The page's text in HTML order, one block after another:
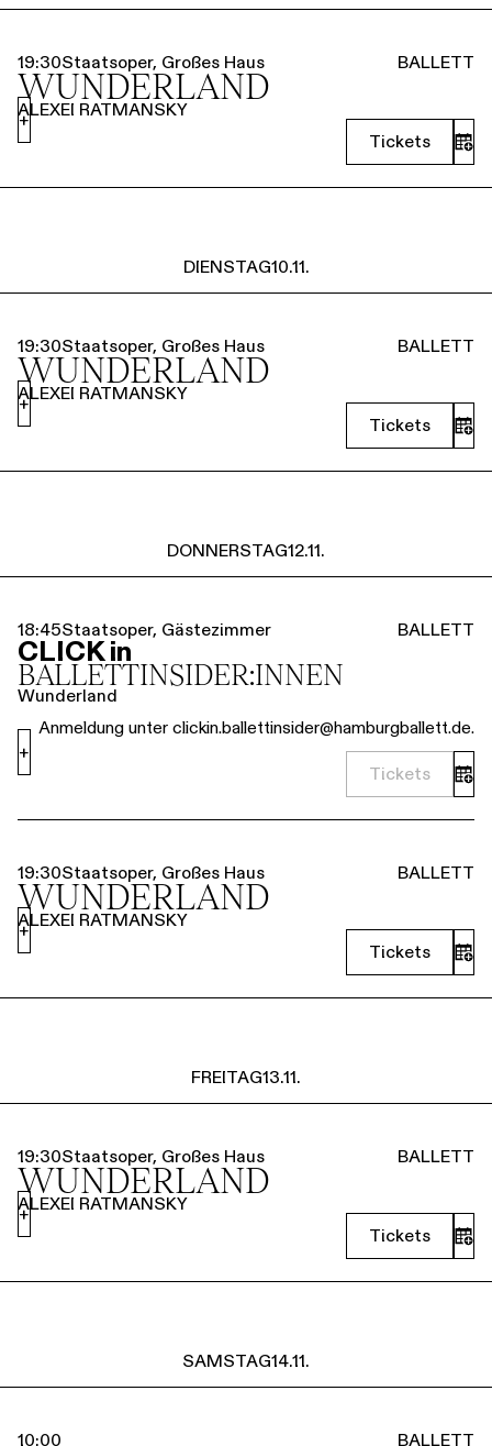
19:30Staatsoper, Großes Haus BALLETT
WUNDERLAND
ALEXEI RATMANSKY
Tickets
+
DIENSTAG10.11.
19:30Staatsoper, Großes Haus BALLETT
WUNDERLAND
ALEXEI RATMANSKY
Tickets
+
DONNERSTAG12.11.
18:45Staatsoper, Gästezimmer BALLETT
CLICK in
BALLETT­INSIDER:INNEN
Wunderland
Anmeldung unter clickin.ballettinsider@hamburgballett.de.
Tickets
+
19:30Staatsoper, Großes Haus BALLETT
WUNDERLAND
ALEXEI RATMANSKY
Tickets
+
FREITAG13.11.
19:30Staatsoper, Großes Haus BALLETT
WUNDERLAND
ALEXEI RATMANSKY
Tickets
+
SAMSTAG14.11.
10:00 BALLETT